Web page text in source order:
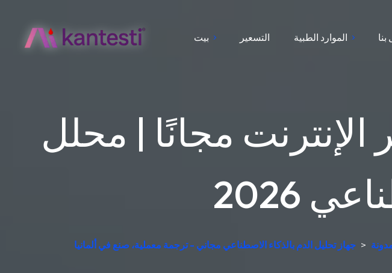
بيت التسعير الموارد الطبية
الإنترنت مجانًا | محلل
2026
جهاز تحليل الدم بالذكاء الاصطناعي مجاني - ترجمة معملية، صنع في ألمانيا >